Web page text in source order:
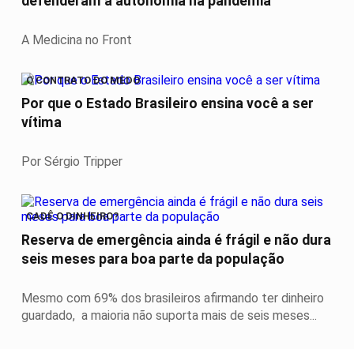
A Medicina no Front
O CONTRATO DO MEDO
Por que o Estado Brasileiro ensina você a ser
vítima
Por Sérgio Tripper
CADÊ O DINHEIRO?
Reserva de emergência ainda é frágil e não dura
seis meses para boa parte da população
Mesmo com 69% dos brasileiros afirmando ter dinheiro
guardado, a maioria não suporta mais de seis meses...